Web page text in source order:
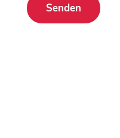
Senden